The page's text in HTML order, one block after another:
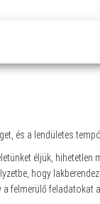
és a lendületes
éljük,
hogy
felmerülő feladatokat